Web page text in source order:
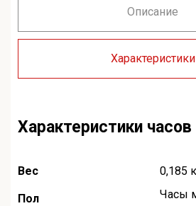
Описание
Характеристики
Характеристики
Вес 0,185
Пол Часы